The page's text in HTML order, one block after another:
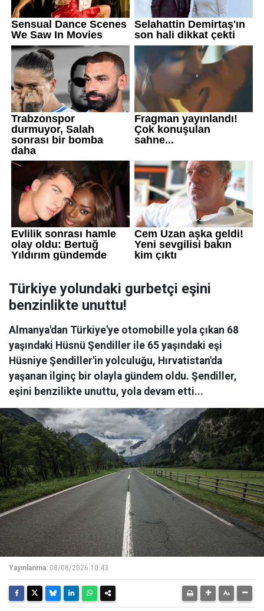
Türkiye yolundaki gurbetçi eşini
benzinlikte unuttu!
Almanya'dan Türkiye'ye otomobille yola çıkan 68
yaşındaki Hüsnü Şendiller ile 65 yaşındaki eşi
Hüsniye Şendiller'in yolculuğu, Hırvatistan'da
yaşanan ilginç bir olayla gündem oldu. Şendiller,
eşini benzilikte unuttu, yola devam etti...
Yayınlanma: 08/08/2026 10:43